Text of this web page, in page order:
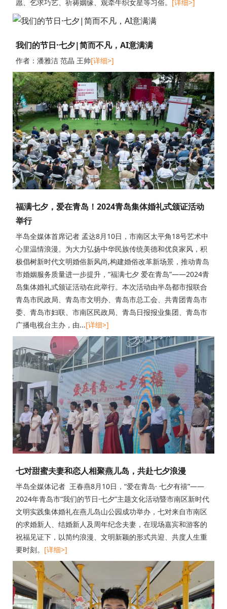
愿、乞求巧艺、祈祷姻缘、观牵牛织女星等习俗。 [详细>]
我们的节日·七夕|简而不凡，AI意满满
作者：潘雅洁 范晶 王帅[详细>]
福满七夕，爱在青岛！2024青岛集体婚礼式颁证活动
举行
半岛全媒体首席记者 孟达8月10日，市南区太平角18号艺术中
心里温情浪漫。为大力弘扬中华民族传统美德和优良家风，积
极倡树新时代文明婚俗新风尚,构建婚俗改革新场景，推动青岛
市婚姻服务质量进一步提升，“福满七夕 爱在青岛”——2024青
岛集体婚礼式颁证活动在此举行。本次活动由半岛都市报联合
青岛市民政局、青岛市文明办、青岛市总工会、共青团青岛市
委、青岛市妇联、市南区民政局、青岛日报报业集团、青岛市
广播电视台主办，由...[详细>]
七对甜蜜夫妻和恋人相聚燕儿岛，共赴七夕浪漫
半岛全媒体记者 王春燕8月10日，“爱在青岛· 七夕有禧”——
2024年青岛市“我们的节日·七夕”主题文化活动暨市南区新时代
文明实践集体婚礼在燕儿岛山公园成功举办，七对来自市南区
的求婚新人、结婚新人及周年纪念夫妻，在现场嘉宾和游客的
祝福见证下，以简约浪漫、文明新颖的形式共迎、共度人生重
要时刻。 [详细>]